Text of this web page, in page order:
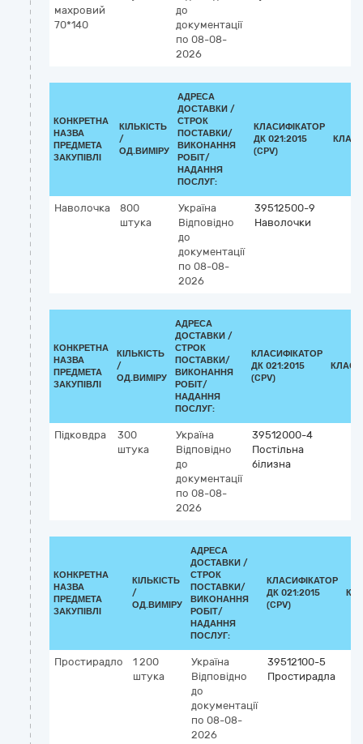
махровий
70*140
до
документації
по 08-08-
2026
КОНКРЕТНА
НАЗВА
ПРЕДМЕТА
ЗАКУПІВЛІ
КІЛЬКІСТЬ
/
ОД.ВИМІРУ
АДРЕСА
ДОСТАВКИ /
СТРОК
ПОСТАВКИ/
ВИКОНАННЯ
РОБІТ/
НАДАННЯ
ПОСЛУГ:
КЛАСИФІКАТОР
ДК 021:2015
(CPV)
Наволочка
800
штука
Україна
Відповідно
до
документації
по 08-08-
2026
39512500-9
Наволочки
КОНКРЕТНА
НАЗВА
ПРЕДМЕТА
ЗАКУПІВЛІ
КІЛЬКІСТЬ
/
ОД.ВИМІРУ
АДРЕСА
ДОСТАВКИ /
СТРОК
ПОСТАВКИ/
ВИКОНАННЯ
РОБІТ/
НАДАННЯ
ПОСЛУГ:
КЛАСИФІКАТОР
ДК 021:2015
(CPV)
Підковдра
300
штука
Україна
Відповідно
до
документації
по 08-08-
2026
39512000-4
Постільна
білизна
КОНКРЕТНА
НАЗВА
ПРЕДМЕТА
ЗАКУПІВЛІ
КІЛЬКІСТЬ
/
ОД.ВИМІРУ
АДРЕСА
ДОСТАВКИ /
СТРОК
ПОСТАВКИ/
ВИКОНАННЯ
РОБІТ/
НАДАННЯ
ПОСЛУГ:
КЛАСИФІКАТОР
ДК 021:2015
(CPV)
Простирадло
1 200
штука
Україна
Відповідно
до
документації
по 08-08-
2026
39512100-5
Простирадла